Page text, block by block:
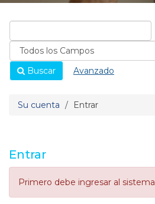
Buscar Avanzado
Su cuenta Entrar
Entrar
Primero debe ingresar al sistema